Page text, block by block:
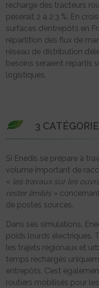
recharge des tracteurs
pèserait 2 à 2,3 %. En
surfaces d’entrepôts en
répartition des flux de
réseau de distribution
besoins seraient répartis
logistiques.
3
Si Enedis se prépare à
volume important de
« les travaux sur les
rester limités»
de postes sources.
Dans ses simulations,
poids lourds électriques.
les trajets régionaux et
temps rechargés
entrepôts. C’est
routiers mobilisés pour